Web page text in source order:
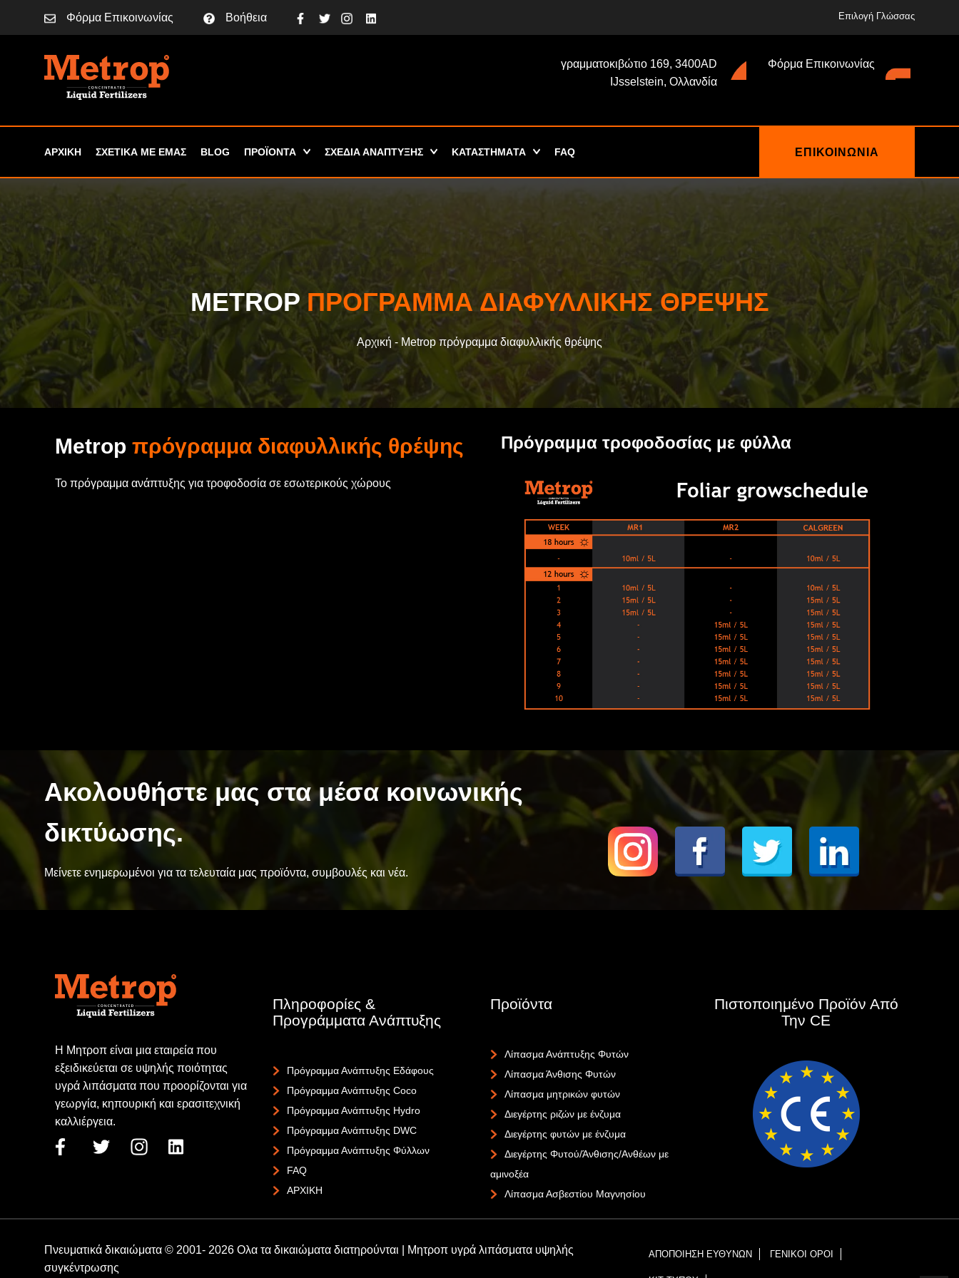
Φόρμα Επικοινωνίας Βοήθεια Επιλογή Γλώσσας
γραμματοκιβώτιο 169, 3400AD
IJsselstein, Ολλανδία
Φόρμα Επικοινωνίας
ΑΡΧΙΚΗ ΣΧΕΤΙΚΑ ΜΕ ΕΜΑΣ BLOG ΠΡΟΪΟΝΤΑ ΣΧΕΔΙΑ ΑΝΑΠΤΥΞΗΣ ΚΑΤΑΣΤΗΜΑTA FAQ ΕΠΙΚΟΙΝΩΝΙΑ
METROP ΠΡΌΓΡΑΜΜΑ ΔΙΑΦΥΛΛΙΚΉΣ ΘΡΈΨΗΣ
Αρχική - Metrop πρόγραμμα διαφυλλικής θρέψης
Metrop πρόγραμμα διαφυλλικής θρέψης
Το πρόγραμμα ανάπτυξης για τροφοδοσία σε εσωτερικούς χώρους
Πρόγραμμα τροφοδοσίας με φύλλα
Ακολουθήστε μας στα μέσα κοινωνικής
δικτύωσης.
Μείνετε ενημερωμένοι για τα τελευταία μας προϊόντα, συμβουλές και νέα.
Η Μητροπ είναι μια εταιρεία που
εξειδικεύεται σε υψηλής ποιότητας
υγρά λιπάσματα που προορίζονται για
γεωργία, κηπουρική και ερασιτεχνική
καλλιέργεια.
Πληροφορίες &
Προγράμματα Ανάπτυξης
Πρόγραμμα Ανάπτυξης Εδάφους
Πρόγραμμα Ανάπτυξης Coco
Πρόγραμμα Ανάπτυξης Hydro
Πρόγραμμα Ανάπτυξης DWC
Πρόγραμμα Ανάπτυξης Φύλλων
FAQ
ΑΡΧΙΚΗ
Προϊόντα
Λίπασμα Ανάπτυξης Φυτών
Λίπασμα Άνθισης Φυτών
Λίπασμα μητρικών φυτών
Διεγέρτης ριζών με ένζυμα
Διεγέρτης φυτών με ένζυμα
Διεγέρτης Φυτού/Άνθισης/Ανθέων με
αμινοξέα
Λίπασμα Ασβεστίου Μαγνησίου
Πιστοποιημένο Προϊόν Από
Την CE
Πνευματικά δικαιώματα © 2001- 2026 Ολα τα δικαιώματα διατηρούνται | Μητροπ υγρά λιπάσματα υψηλής
συγκέντρωσης
ΑΠΟΠΟΙΗΣΗ ΕΥΘΥΝΩΝ ΓΕΝΙΚΟΙ ΟΡΟΙ